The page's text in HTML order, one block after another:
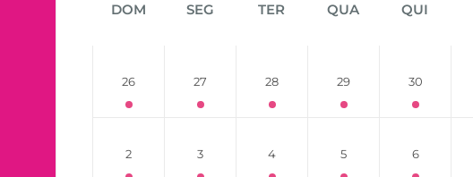
DOM SEG TER QUA QUI
26 27 28 29 30
2 3 4 5 6